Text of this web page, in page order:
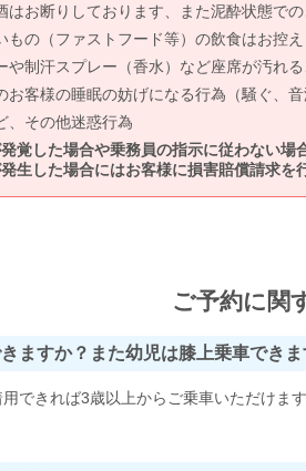
はお断りしております、また泥酔状態での
もの（ファストフード等）の飲食はお控え
や制汗スプレー（香水）など座席が汚れ
お客様の睡眠の妨げになる行為（騒ぐ、
、その他迷惑行為
発覚した場合や乗務員の指示に従わない
生した場合にはお客様に損害賠償請求を
ご予約に関
ますか？また幼児は膝上乗車できま
できれば3歳以上からご乗車いただけま